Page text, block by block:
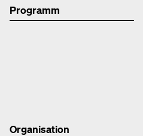
Programm
Organisation